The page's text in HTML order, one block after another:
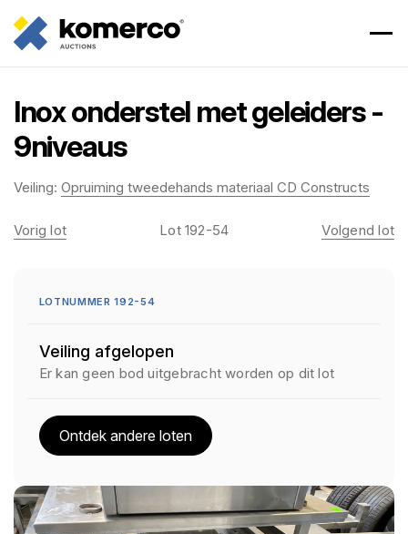
Inox onderstel met geleiders -
9niveaus
Veiling: Opruiming tweedehands materiaal CD Constructs
Vorig lot Lot 192-54 Volgend lot
LOTNUMMER 192-54
Veiling afgelopen
Er kan geen bod uitgebracht worden op dit lot
Ontdek andere loten